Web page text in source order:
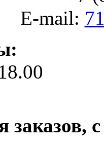
E-mail: